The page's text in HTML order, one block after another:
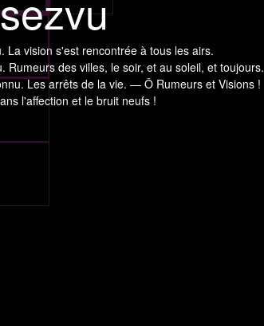
La vision s'est rencontrée à tous les airs.
Rumeurs des villes, le soir, et au soleil, et toujours.
Les arrêts de la vie. — Ô Rumeurs et Visions !
l'affection et le bruit neufs !